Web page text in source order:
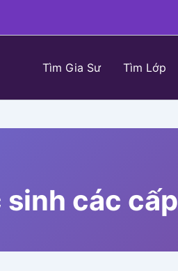
Tìm Gia Sư Tìm Lớp
các cấp